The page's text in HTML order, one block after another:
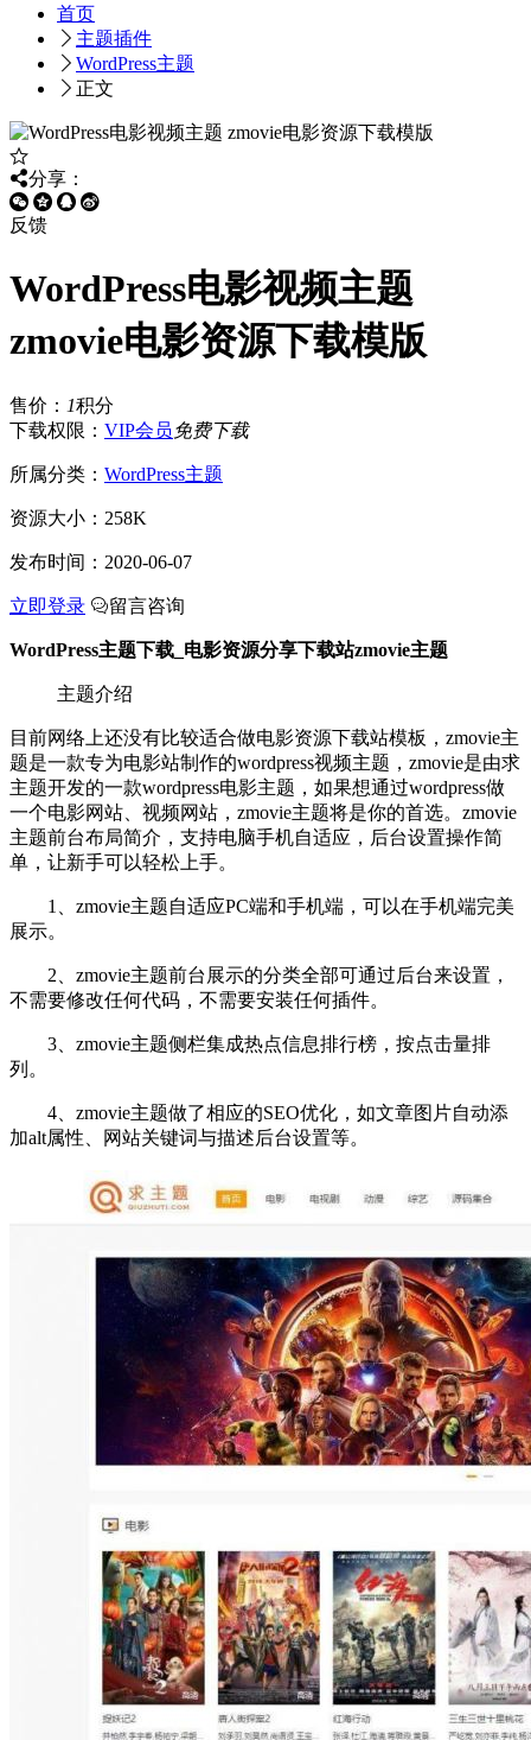
首页
主题插件
WordPress主题
正文
分享：
反馈
WordPress电影视频主题
zmovie电影资源下载模版
售价： 1积分
下载权限： VIP会员免费下载
所属分类： WordPress主题
资源大小： 258K
发布时间： 2020-06-07
立即登录 留言咨询
WordPress主题下载_电影资源分享下载站zmovie主题
主题介绍
目前网络上还没有比较适合做电影资源下载站模板，zmovie主
题是一款专为电影站制作的wordpress视频主题，zmovie是由求
主题开发的一款wordpress电影主题，如果想通过wordpress做
一个电影网站、视频网站，zmovie主题将是你的首选。zmovie
主题前台布局简介，支持电脑手机自适应，后台设置操作简
单，让新手可以轻松上手。
1、zmovie主题自适应PC端和手机端，可以在手机端完美
展示。
2、zmovie主题前台展示的分类全部可通过后台来设置，
不需要修改任何代码，不需要安装任何插件。
3、zmovie主题侧栏集成热点信息排行榜，按点击量排
列。
4、zmovie主题做了相应的SEO优化，如文章图片自动添
加alt属性、网站关键词与描述后台设置等。